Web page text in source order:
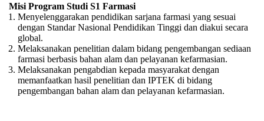
Misi Program Studi S1 Farmasi
Menyelenggarakan pendidikan sarjana farmasi yang sesuai
dengan Standar Nasional Pendidikan Tinggi dan diakui secara
global.
Melaksanakan penelitian dalam bidang pengembangan sediaan
farmasi berbasis bahan alam dan pelayanan kefarmasian.
Melaksanakan pengabdian kepada masyarakat dengan
memanfaatkan hasil penelitian dan IPTEK di bidang
pengembangan bahan alam dan pelayanan kefarmasian.